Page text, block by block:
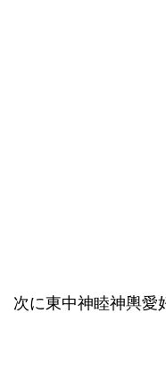
次に東中神睦神輿愛